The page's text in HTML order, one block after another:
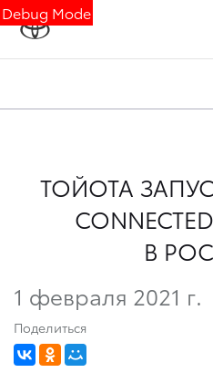
Debug Mode
ТОЙОТА
В
1 февраля 2021 г.
Поделиться